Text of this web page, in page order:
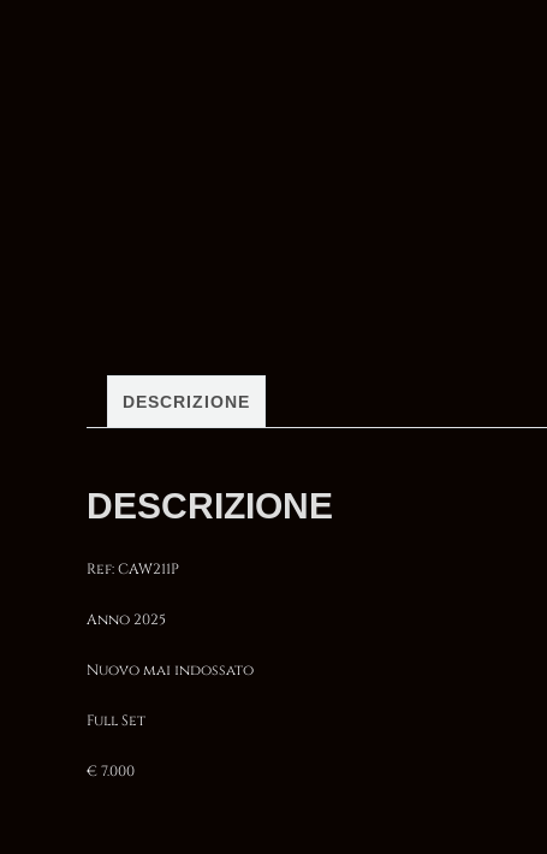
DESCRIZIONE
DESCRIZIONE
Ref: CAW211P
Anno 2025
Nuovo mai indossato
Full Set
€ 7.000